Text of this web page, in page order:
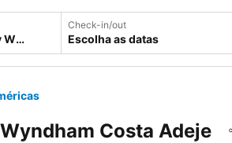
Check-in/out
Escolha as datas
Costa Adeje